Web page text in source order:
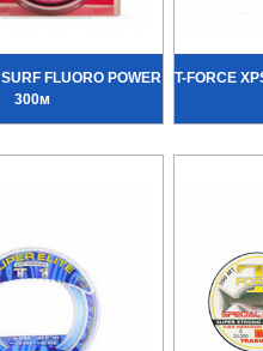
FLUORO POWER
300м
T-FORCE